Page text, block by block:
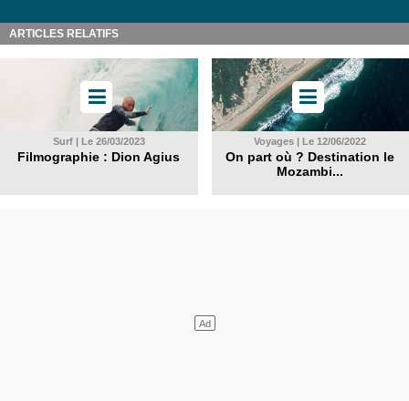
ARTICLES RELATIFS
Surf | Le 26/03/2023
Filmographie : Dion Agius
Voyages | Le 12/06/2022
On part où ? Destination le
Mozambi...